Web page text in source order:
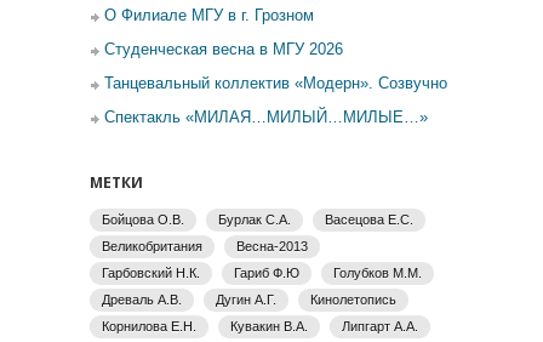
О Филиале МГУ в г. Грозном
Студенческая весна в МГУ 2026
Танцевальный коллектив «Модерн». Созвучно
Спектакль «МИЛАЯ…МИЛЫЙ…МИЛЫЕ…»
МЕТКИ
Бойцова О.В. Бурлак С.А.
Васецова Е.С.
Великобритания
Весна-2013
Гарбовский Н.К.
Гариб Ф.Ю
Голубков М.М.
Древаль А.В.
Дугин А.Г.
Кинолетопись
Корнилова Е.Н.
Кувакин В.А.
Липгарт А.А.